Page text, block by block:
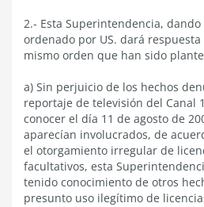
2.- Esta Superintendencia,
ordenado por US. dará
mismo orden que han sido
a) Sin perjuicio de los hechos
reportaje de televisión del Canal
conocer el día 11 de agosto de
aparecían involucrados, de
el otorgamiento irregular de
facultativos, esta
tenido conocimiento de otros
presunto uso ilegítimo de